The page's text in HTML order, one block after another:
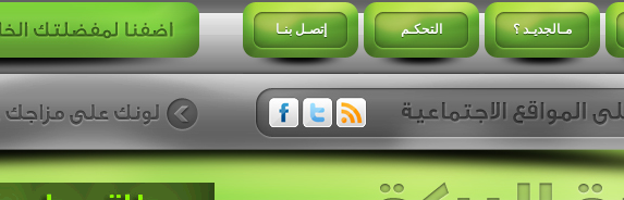
مـالجديـد ؟ التحكـم إتصـل بنـا